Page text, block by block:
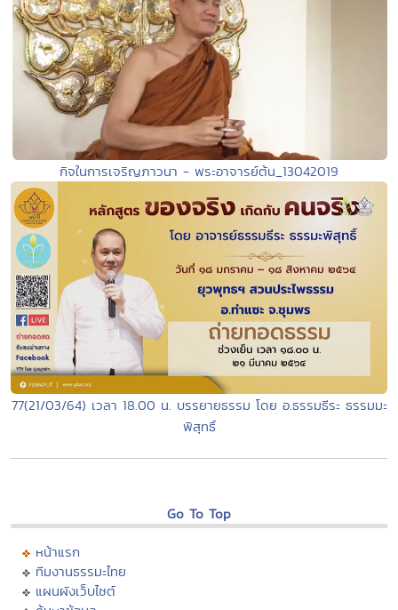
กิจในการเจริญภาวนา - พระอาจารย์ต้น_13042019
77(21/03/64) เวลา 18.00 น. บรรยายธรรม โดย อ.ธรรมธีระ ธรรมมะ
พิสุทธิ์
Go To Top
หน้าแรก
ทีมงานธรรมะไทย
แผนผังเว็บไซต์